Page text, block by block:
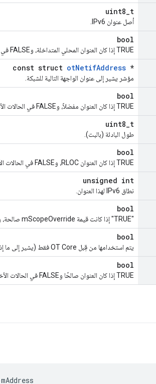
uint8_t
أصل عنوان IPv6.
bool
TRUE إذا كان العنوان المحلي المتداخلة، وFALSE في الحالات الأخرى.
const struct otNetifAddress *
مؤشر يشير إلى عنوان الواجهة التالية للشبكة.
bool
TRUE إذا كان العنوان مفضلاً، وFALSE في الحالات الأخرى.
uint8_t
طول البادئة (بالبت).
bool
TRUE إذا كان العنوان RLOC، وFALSE في الحالات الأخرى.
unsigned int
نطاق IPv6 لهذا العنوان.
bool
"TRUE" إذا كانت قيمة mScopeOverride صالحة، وFALSE في الحالات الأخرى.
bool
يتم استخدامها من قِبل OT Core فقط (يشير إلى ما إذا كانت مسجَّلة لدى عميل SRP).
bool
TRUE إذا كان العنوان صالحًا وFALSE في الحالات الأخرى.
mAddress